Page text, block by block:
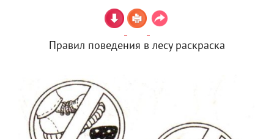
Правил поведения в лесу раскраска